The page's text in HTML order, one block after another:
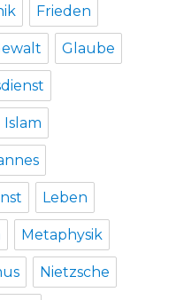
Frieden
Glaube
Islam
Leben
Metaphysik
Nietzsche